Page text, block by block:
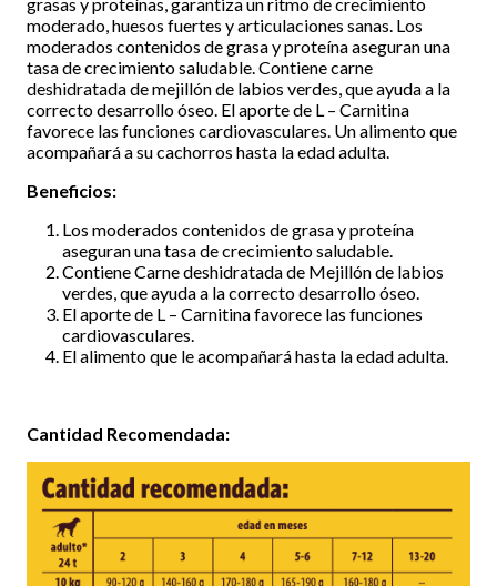
moderado, huesos fuertes y articulaciones sanas. Los
moderados contenidos de grasa y proteína aseguran una
tasa de crecimiento saludable. Contiene carne
deshidratada de mejillón de labios verdes, que ayuda a la
correcto desarrollo óseo. El aporte de L – Carnitina
favorece las funciones cardiovasculares. Un alimento que
acompañará a su cachorros hasta la edad adulta.
Beneficios:
Los moderados contenidos de grasa y proteína
aseguran una tasa de crecimiento saludable.
Contiene Carne deshidratada de Mejillón de labios
verdes, que ayuda a la correcto desarrollo óseo.
El aporte de L – Carnitina favorece las funciones
cardiovasculares.
El alimento que le acompañará hasta la edad adulta.
Cantidad Recomendada: